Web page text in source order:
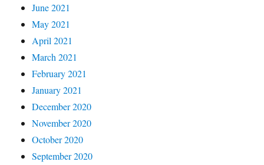
June 2021
May 2021
April 2021
March 2021
February 2021
January 2021
December 2020
November 2020
October 2020
September 2020